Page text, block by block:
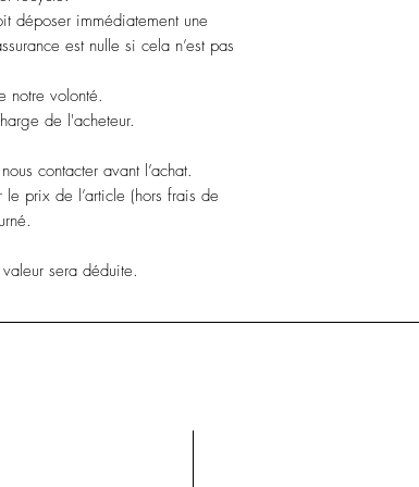
déposer immédiatement une
est nulle si cela n’est pas
notre volonté.
de l'acheteur.
contacter avant l’achat.
le prix de l’article (hors frais de
sera déduite.